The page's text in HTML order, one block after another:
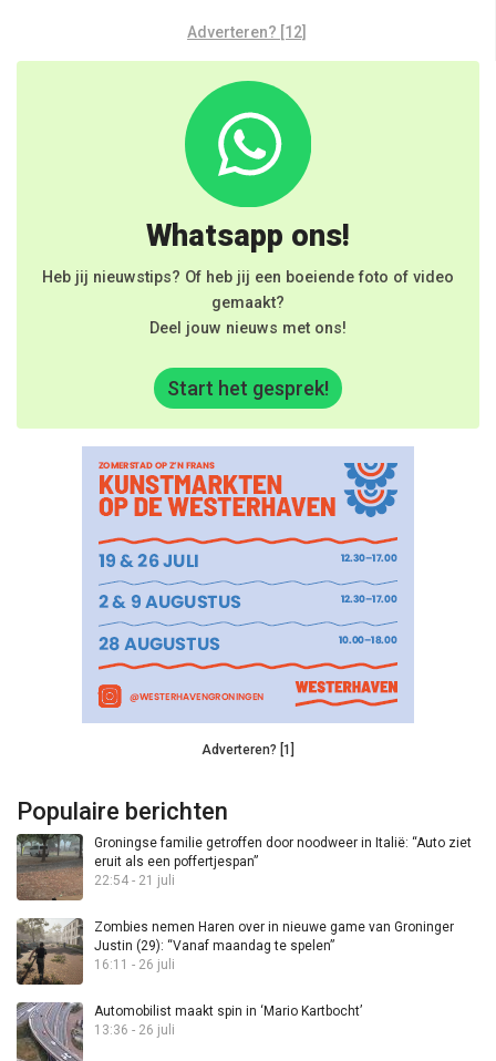
Adverteren? [12]
Whatsapp ons!
Heb jij nieuwstips? Of heb jij een boeiende foto of video
gemaakt?
Deel jouw nieuws met ons!
Start het gesprek!
Adverteren? [1]
Populaire berichten
Groningse familie getroffen door noodweer in Italië: “Auto ziet
eruit als een poffertjespan”
22:54 - 21 juli
Zombies nemen Haren over in nieuwe game van Groninger
Justin (29): “Vanaf maandag te spelen”
16:11 - 26 juli
Automobilist maakt spin in ‘Mario Kartbocht’
13:36 - 26 juli